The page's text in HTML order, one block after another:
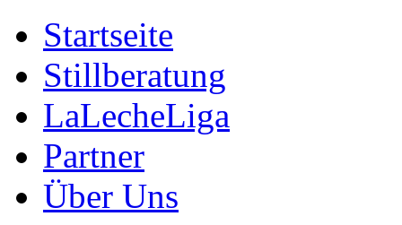
Startseite
Stillberatung
LaLecheLiga
Partner
Über Uns